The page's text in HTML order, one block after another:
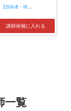
【技術者・研究者・事業責任者のための事業提案力向上講座】
講師候補に入れる
一覧